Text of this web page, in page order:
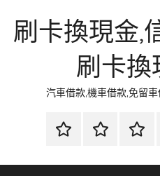
刷卡換現金,
刷卡換
汽車借款,機車借款,免留
首
當
金
網
資